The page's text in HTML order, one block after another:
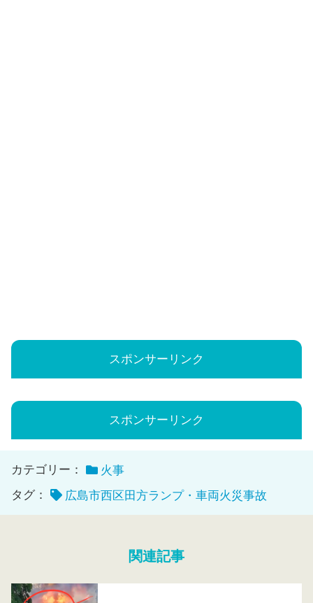
スポンサーリンク
スポンサーリンク
カテゴリー：
火事
タグ：
広島市西区田方ランプ・車両火災事故
関連記事